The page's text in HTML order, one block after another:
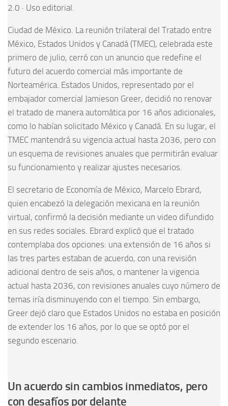
2.0 · Uso editorial.
Ciudad de México. La reunión trilateral del Tratado entre
México, Estados Unidos y Canadá (TMEC), celebrada este
primero de julio, cerró con un anuncio que redefine el
futuro del acuerdo comercial más importante de
Norteamérica. Estados Unidos, representado por el
embajador comercial Jamieson Greer, decidió no renovar
el tratado de manera automática por 16 años adicionales,
como lo habían solicitado México y Canadá. En su lugar, el
TMEC mantendrá su vigencia actual hasta 2036, pero con
un esquema de revisiones anuales que permitirán evaluar
su funcionamiento y realizar ajustes necesarios.
El secretario de Economía de México, Marcelo Ebrard,
quien encabezó la delegación mexicana en la reunión
virtual, confirmó la decisión mediante un video difundido
en sus redes sociales. Ebrard explicó que el tratado
contemplaba dos opciones: una extensión de 16 años si
las tres partes estaban de acuerdo, con una revisión
adicional dentro de seis años, o mantener la vigencia
actual hasta 2036, con revisiones anuales cuyo número de
temas iría disminuyendo con el tiempo. Sin embargo,
Greer dejó claro que Estados Unidos no estaba en posición
de extender los 16 años, por lo que se optó por el
segundo escenario.
Un acuerdo sin cambios inmediatos, pero
con desafíos por delante